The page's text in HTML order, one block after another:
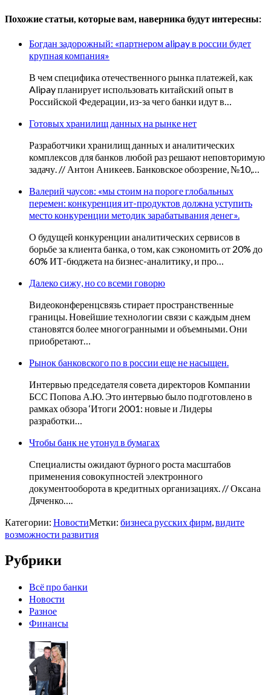
Похожие статьи, которые вам, наверника будут интересны:
Богдан задорожный: «партнером alipay в россии будет
крупная компания»
В чем специфика отечественного рынка платежей, как
Alipay планирует использовать китайский опыт в
Российской Федерации, из-за чего банки идут в…
Готовых хранилищ данных на рынке нет
Разработчики хранилищ данных и аналитических
комплексов для банков любой раз решают неповторимую
задачу. // Антон Аникеев. Банковское обозрение, №10,…
Валерий чаусов: «мы стоим на пороге глобальных
перемен: конкуренция ит-продуктов должна уступить
место конкуренции методик зарабатывания денег».
О будущей конкуренции аналитических сервисов в
борьбе за клиента банка, о том, как сэкономить от 20% до
60% ИТ-бюджета на бизнес-аналитику, и про…
Далеко сижу, но со всеми говорю
Видеоконференцсвязь стирает пространственные
границы. Новейшие технологии связи с каждым днем
становятся более многогранными и объемными. Они
приобретают…
Рынок банковского по в россии еще не насыщен.
Интервью председателя совета директоров Компании
БСС Попова А.Ю. Это интервью было подготовлено в
рамках обзора ‘Итоги 2001: новые и Лидеры
разработки…
Чтобы банк не утонул в бумагах
Специалисты ожидают бурного роста масштабов
применения совокупностей электронного
документооборота в кредитных организациях. // Оксана
Дяченко….
Категории: НовостиМетки: бизнеса русских фирм,видите
возможности развития
Рубрики
Всё про банки
Новости
Разное
Финансы